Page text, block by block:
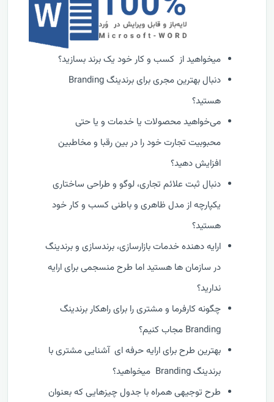
میخواهید از کسب و کار خود یک برند بسازید؟
دنبال بهترین مجری برای برندینگ Branding
هستید؟
می‌خواهید محصولات یا خدمات و یا حتی
محبوبیت تجارت خود را در بین رقبا و مخاطبین
افزایش دهید؟
دنبال ثبت علائم تجاری، لوگو و طراحی ساختاری
یکپارچه از مدل ظاهری و باطنی کسب و کار خود
هستید؟
ارایه دهنده خدمات بازارسازی، برندسازی و برندینگ
در سازمان ها هستید اما طرح منسجمی برای ارایه
ندارید؟
چگونه کارفرما و مشتری را برای راهکار برندینگ
Branding مجاب کنیم؟
بهترین طرح برای ارایه حرفه ای آشنایی مشتری با
برندینگ Branding میخواهید؟
طرح توجیهی همراه با جدول چیزهایی که بعنوان